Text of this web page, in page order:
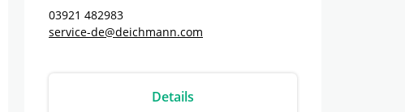
03921 482983
service-de@deichmann.com
Details